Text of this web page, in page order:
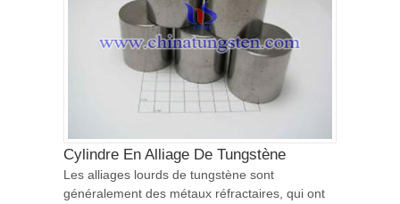
Cylindre En Alliage De Tungstène
Les alliages lourds de tungstène sont
généralement des métaux réfractaires, qui ont